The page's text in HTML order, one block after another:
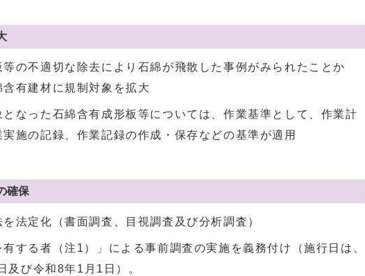
の不適切な除去により石綿が飛散した事例がみられたことか
含有建材に規制対象を拡大
となった石綿含有成形板等については、作業基準として、作業計
施の記録、作業記録の作成・保存などの基準が適用
確保
法定化（書面調査、目視調査及び分析調査）
有する者（注1）」による事前調査の実施を義務付け（施行日は、
及び令和8年1月1日）。